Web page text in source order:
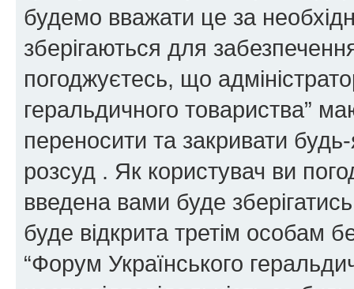
будемо вважати це за
зберігаються для
погоджуєтесь, що
геральдичного товариства”
переносити та закривати
розсуд . Як користувач ви
введена вами буде
буде відкрита третім особам
“Форум Українського